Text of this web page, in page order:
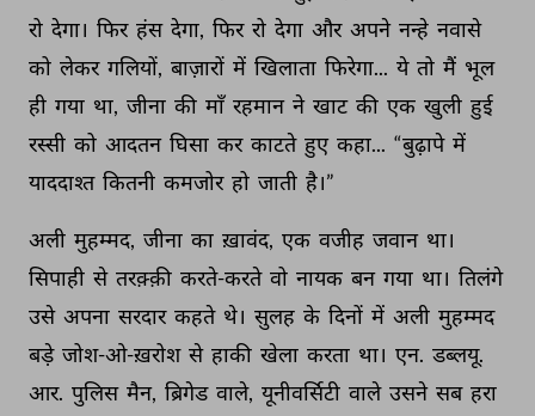
रो देगा। फिर हंस देगा, फिर रो देगा और अपने नन्हे नवासे
को लेकर गलियों, बाज़ारों में खिलाता फिरेगा... ये तो मैं भूल
ही गया था, जीना की माँ रहमान ने खाट की एक खुली हुई
रस्सी को आदतन घिसा कर काटते हुए कहा... “बुढ़ापे में
याददाश्त कितनी कमजोर हो जाती है।”
अली मुहम्मद, जीना का ख़ावंद, एक वजीह जवान था।
सिपाही से तरक़्क़ी करते-करते वो नायक बन गया था। तिलंगे
उसे अपना सरदार कहते थे। सुलह के दिनों में अली मुहम्मद
बड़े जोश-ओ-ख़रोश से हाकी खेला करता था। एन. डब्लयू.
आर. पुलिस मैन, ब्रिगेड वाले, यूनीवर्सिटी वाले उसने सब हरा